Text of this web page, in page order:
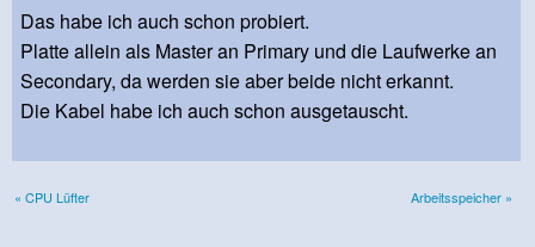
Das habe ich auch schon probiert.
Platte allein als Master an Primary und die Laufwerke an
Secondary, da werden sie aber beide nicht erkannt.
Die Kabel habe ich auch schon ausgetauscht.
« CPU Lüfter Arbeitsspeicher »